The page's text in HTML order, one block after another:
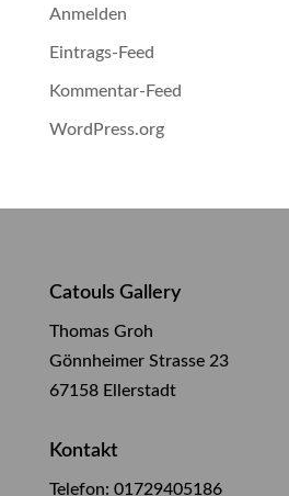
Anmelden
Eintrags-Feed
Kommentar-Feed
WordPress.org
Catouls Gallery
Thomas Groh
Gönnheimer Strasse 23
67158 Ellerstadt
Kontakt
Telefon: 01729405186